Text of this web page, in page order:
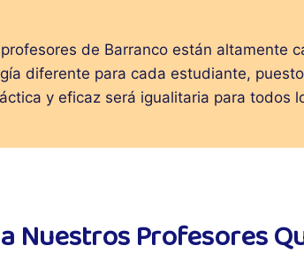
de Barranco están altamente
diferente para cada estudiante,
y eficaz será igualitaria para todos
Nuestros Profesores